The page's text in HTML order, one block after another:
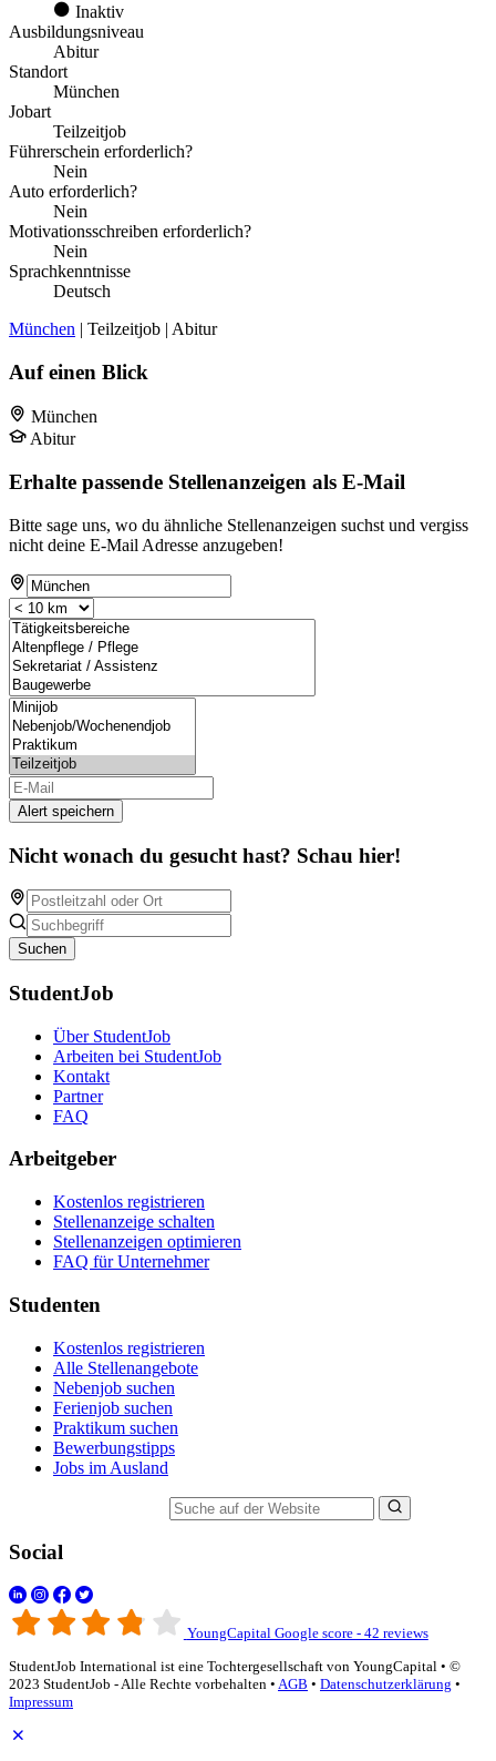
Inaktiv
Ausbildungsniveau
Abitur
Standort
München
Jobart
Teilzeitjob
Führerschein erforderlich?
Nein
Auto erforderlich?
Nein
Motivationsschreiben erforderlich?
Nein
Sprachkenntnisse
Deutsch
München | Teilzeitjob | Abitur
Auf einen Blick
München
Abitur
Erhalte passende Stellenanzeigen als E-Mail
Bitte sage uns, wo du ähnliche Stellenanzeigen suchst und vergiss
nicht deine E-Mail Adresse anzugeben!
Alert speichern
Nicht wonach du gesucht hast? Schau hier!
Suchen
StudentJob
Über StudentJob
Arbeiten bei StudentJob
Kontakt
Partner
FAQ
Arbeitgeber
Kostenlos registrieren
Stellenanzeige schalten
Stellenanzeigen optimieren
FAQ für Unternehmer
Studenten
Kostenlos registrieren
Alle Stellenangebote
Nebenjob suchen
Ferienjob suchen
Praktikum suchen
Bewerbungstipps
Jobs im Ausland
Social
YoungCapital Google score - 42 reviews
StudentJob International ist eine Tochtergesellschaft von YoungCapital • ©
2023 StudentJob - Alle Rechte vorbehalten • AGB • Datenschutzerklärung •
Impressum